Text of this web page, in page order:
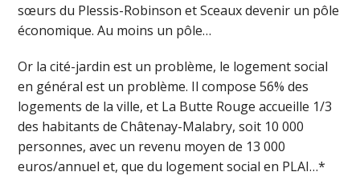
sœurs du Plessis-Robinson et Sceaux devenir un pôle
économique. Au moins un pôle…
Or la cité-jardin est un problème, le logement social
en général est un problème. Il compose 56% des
logements de la ville, et La Butte Rouge accueille 1/3
des habitants de Châtenay-Malabry, soit 10 000
personnes, avec un revenu moyen de 13 000
euros/annuel et, que du logement social en PLAI…*